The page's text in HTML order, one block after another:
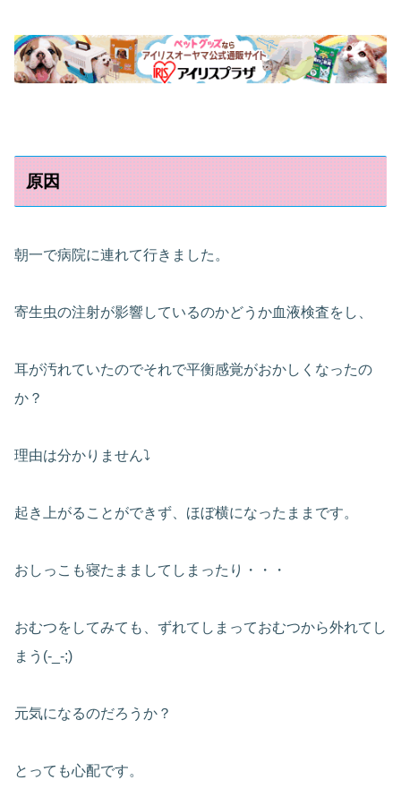
原因
朝一で病院に連れて行きました。
寄生虫の注射が影響しているのかどうか血液検査をし、
耳が汚れていたのでそれで平衡感覚がおかしくなったの
か？
理由は分かりません⤵
起き上がることができず、ほぼ横になったままです。
おしっこも寝たまましてしまったり・・・
おむつをしてみても、ずれてしまっておむつから外れてし
まう(-_-;)
元気になるのだろうか？
とっても心配です。